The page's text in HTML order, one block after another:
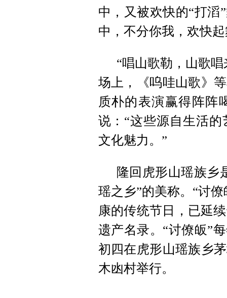
中，又被欢快的“打滔
中，不分你我，欢快
“唱山歌勒，山歌
场上，《呜哇山歌》
质朴的表演赢得阵阵
说：“这些源自生活
文化魅力。”
隆回虎形山瑶族乡
瑶之乡”的美称。“讨
康的传统节日，已延
遗产名录。“讨僚皈”
初四在虎形山瑶族乡
木凼村举行。